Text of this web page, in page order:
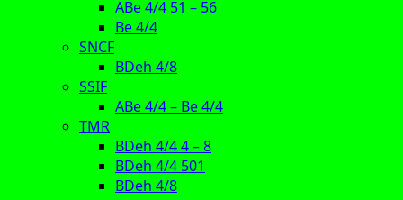
ABe 4/4 51 – 56
Be 4/4
SNCF
BDeh 4/8
SSIF
ABe 4/4 – Be 4/4
TMR
BDeh 4/4 4 – 8
BDeh 4/4 501
BDeh 4/8